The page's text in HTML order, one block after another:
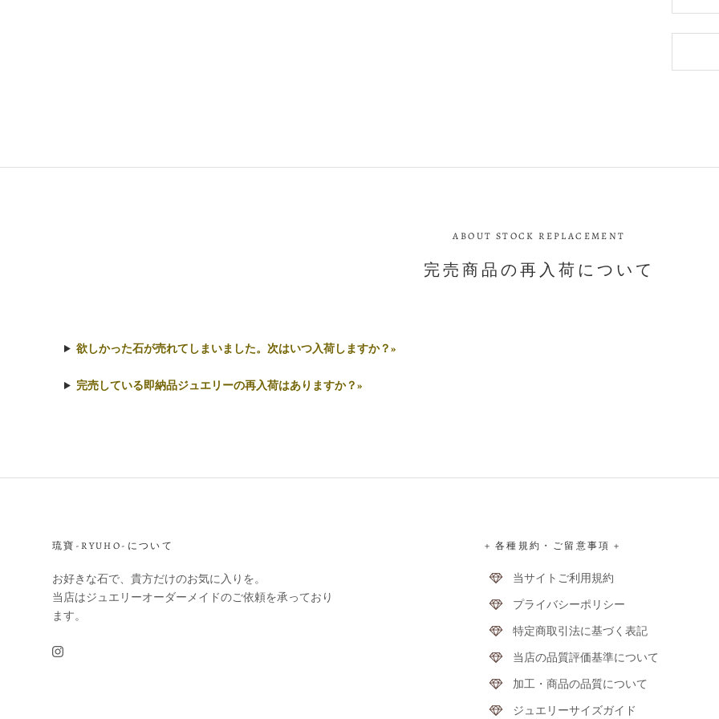
ABOUT STOCK REPLACEMENT
完売商品の再入荷について
欲しかった石が売れてしまいました。次はいつ入荷しますか？»
完売している即納品ジュエリーの再入荷はありますか？»
琉寶-RYUHO-について
お好きな石で、貴方だけのお気に入りを。
当店はジュエリーオーダーメイドのご依頼を承っており
ます。
+ 各種規約・ご留意事項 +
当サイトご利用規約
プライバシーポリシー
特定商取引法に基づく表記
当店の品質評価基準について
加工・商品の品質について
ジュエリーサイズガイド